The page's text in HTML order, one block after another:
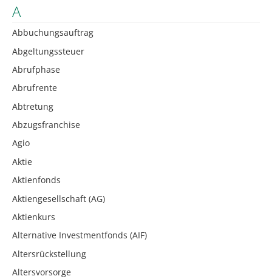
A
Abbuchungsauftrag
Abgeltungssteuer
Abrufphase
Abrufrente
Abtretung
Abzugsfranchise
Agio
Aktie
Aktienfonds
Aktiengesellschaft (AG)
Aktienkurs
Alternative Investmentfonds (AIF)
Altersrückstellung
Altersvorsorge